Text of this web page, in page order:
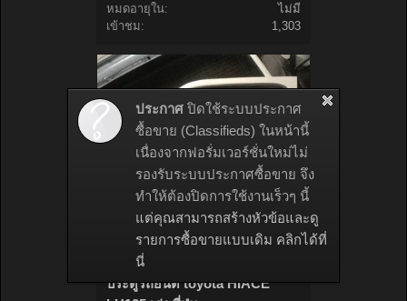
ประกาศ ปิดใช้ระบบประกาศ
ซื้อขาย (Classifieds) ในหน้านี้
เนื่องจากฟอรั่มเวอร์ชั่นใหม่ไม่
รองรับระบบประกาศซื้อขาย จึง
ทำให้ต้องปิดการใช้งานเร็วๆ นี้
แต่คุณสามารถสร้างหัวข้อและดู
รายการซื้อขายแบบเดิม คลิกได้ที่
นี่
หมดอายุใน:
ไม่มี
เข้าชม:
1,303
ประตูรถยนต์ toyota HIACE